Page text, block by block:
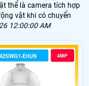
thể là camera tích hợp
vật khi có chuyển
12:00:00 AM